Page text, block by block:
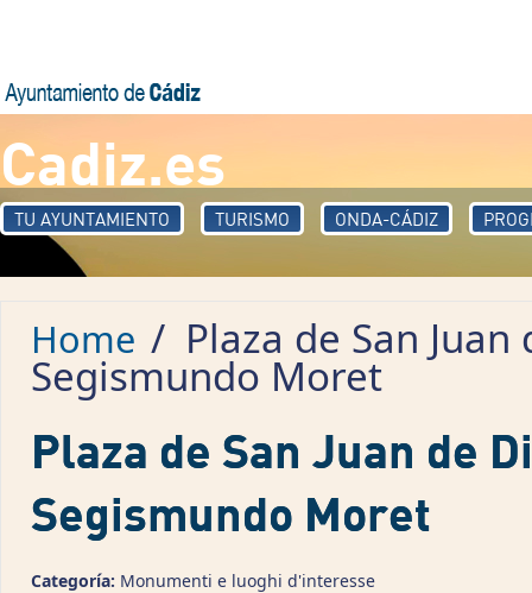
Cadiz.es
TU AYUNTAMIENTO TURISMO ONDA-CÁDIZ
Home / Plaza de San
Segismundo Moret
Plaza de San Juan de
Segismundo Moret
Categoría: Monumenti e luoghi d'interesse